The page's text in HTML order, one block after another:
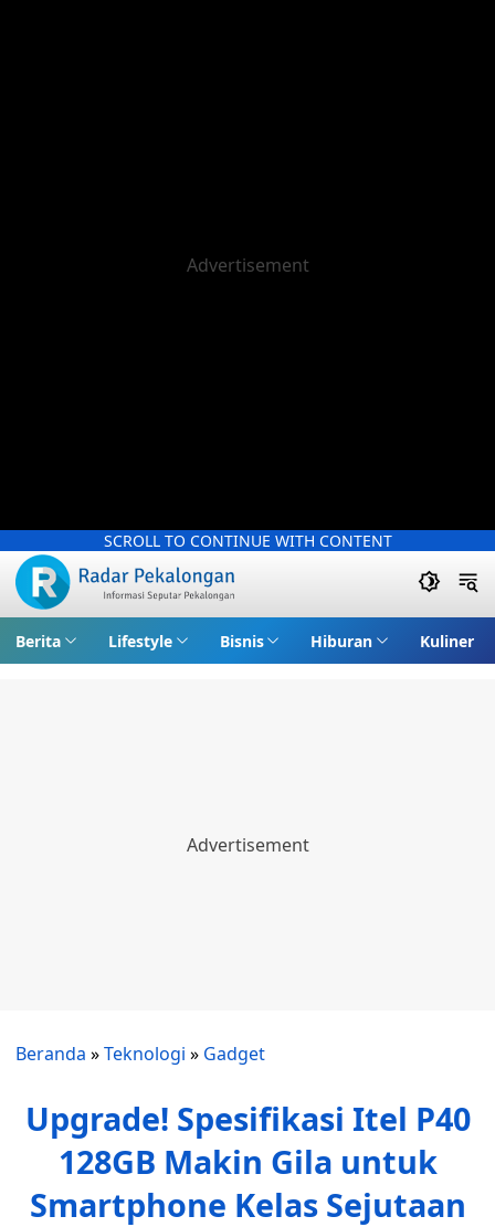
SCROLL TO CONTINUE WITH CONTENT
Berita Lifestyle Bisnis Hiburan Kuliner
Beranda »Teknologi » Gadget
Upgrade! Spesifikasi Itel P40
128GB Makin Gila untuk
Smartphone Kelas Sejutaan